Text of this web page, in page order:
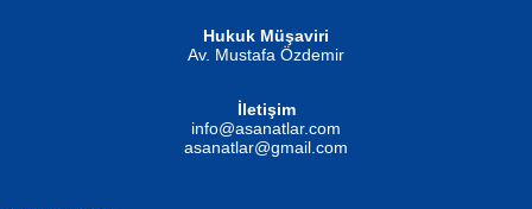
Hukuk Müşaviri
Av. Mustafa Özdemir
İletişim
info@asanatlar.com
asanatlar@gmail.com